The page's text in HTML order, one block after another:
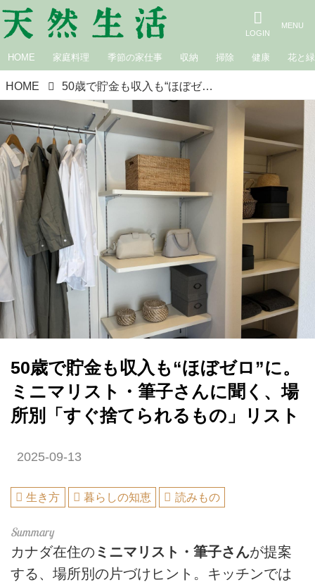
HOME 家庭料理 季節の家仕事 収納 掃除 健康 花と緑
HOME 50歳で貯金も収入も“ほぼゼロ”に。ミニマリスト・筆子さんに聞く、場所別「すぐ捨てられるもの」リスト
50歳で貯金も収入も“ほぼゼロ”に。
ミニマリスト・筆子さんに聞く、場
所別「すぐ捨てられるもの」リスト
2025-09-13
生き方 暮らしの知恵 読みもの
カナダ在住の ミニマリスト・筆子さんが提案
する、場所別の片づけヒント。キッチンでは